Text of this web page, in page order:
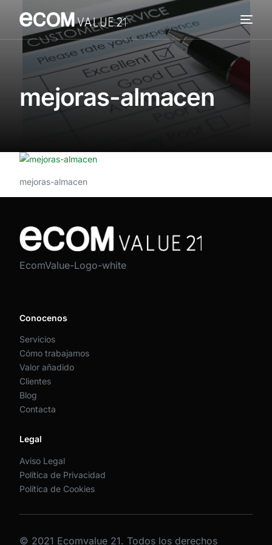
mejoras-almacen
mejoras-almacen
EcomValue-Logo-white
Conocenos
Servicios
Cómo trabajamos
Valor añadido
Clientes
Blog
Contacta
Legal
Aviso Legal
Política de Privacidad
Política de Cookies
© 2021 Ecomvalue 21. Todos los derechos
Servicios
Cómo trabajamos
Valor añadido
Contacta